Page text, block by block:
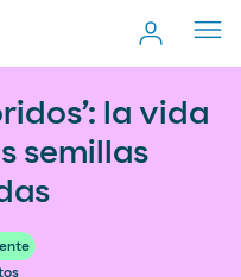
la vida
semillas
more_vert